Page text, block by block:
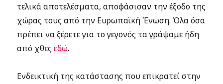
τελικά αποτελέσματα, αποφάσισαν την έξοδο της
χώρας τους από την Ευρωπαϊκή Ένωση. Όλα όσα
πρέπει να ξέρετε για το γεγονός τα γράψαμε ήδη
από χθεςεδώ.
Ενδεικτική της κατάστασης που επικρατεί στην